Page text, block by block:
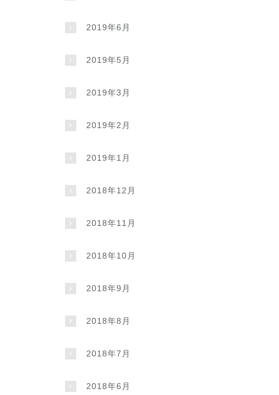
2019年6月
2019年5月
2019年3月
2019年2月
2019年1月
2018年12月
2018年11月
2018年10月
2018年9月
2018年8月
2018年7月
2018年6月